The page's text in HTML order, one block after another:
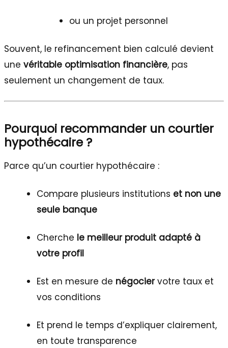
ou un projet personnel
Souvent, le refinancement bien calculé devient
une véritable optimisation financière, pas
seulement un changement de taux.
Pourquoi recommander un courtier
hypothécaire ?
Parce qu’un courtier hypothécaire :
Compare plusieurs institutions et non une
seule banque
Cherche le meilleur produit adapté à
votre profil
Est en mesure de négociervotre taux et
vos conditions
Et prend le temps d’expliquer clairement,
en toute transparence